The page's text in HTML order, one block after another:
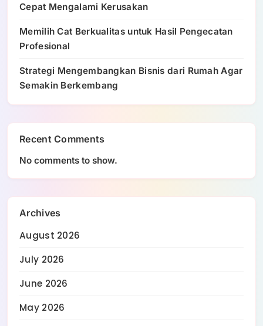
Cepat Mengalami Kerusakan
Memilih Cat Berkualitas untuk Hasil Pengecatan
Profesional
Strategi Mengembangkan Bisnis dari Rumah Agar
Semakin Berkembang
Recent Comments
No comments to show.
Archives
August 2026
July 2026
June 2026
May 2026